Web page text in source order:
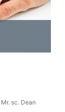
Mr. sc. Dean